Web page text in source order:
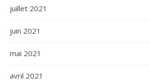
juillet 2021
juin 2021
mai 2021
avril 2021